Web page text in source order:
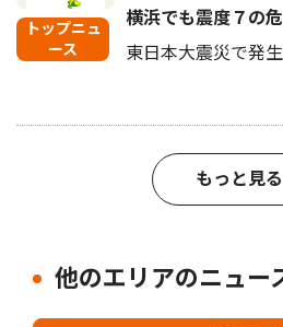
トップニュ
ース
横浜でも震度７の
東日本大震災で発
もっと見る
他のエリアのニュー